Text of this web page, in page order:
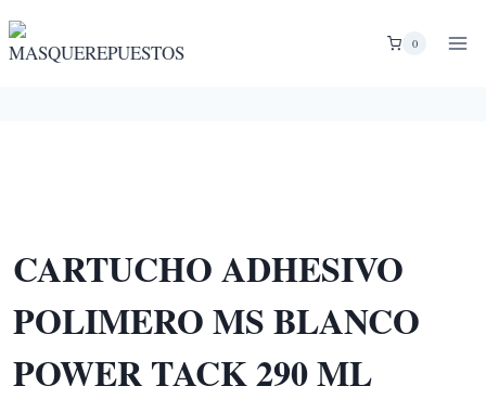
al
0
CARTUCHO ADHESIVO
POLIMERO MS BLANCO
POWER TACK 290 ML